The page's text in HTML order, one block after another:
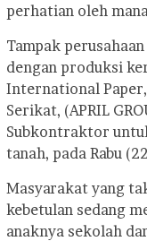
perhatian oleh
Tampak
dengan produksi
International
Serikat, (APRIL
Subkontraktor
tanah, pada Rabu
Masyarakat yang
kebetulan sedang
anaknya sekolah